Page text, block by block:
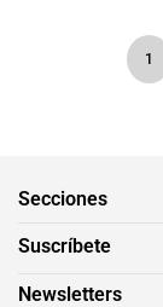
1
Secciones
Suscríbete
Newsletters